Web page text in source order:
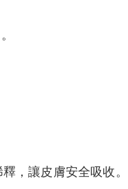
，讓皮膚安全吸收。